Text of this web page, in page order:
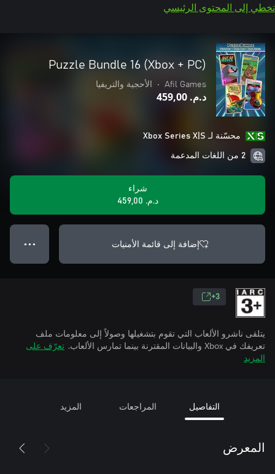
تخطي إلى المحتوى الرئيسي
Puzzle Bundle 16 (Xbox + PC)
Afil Games
• الأحجية والتريفيا
د.م.‏ 459,00
محسّنة لـ Xbox Series X|S
2 من اللغات المدعمة
شراء
د.م.‏ 459,00
إضافة إلى قائمة الأمنيات ● ● ●
3+
يتلقى ناشرو الألعاب التي تقوم بتشغيلها وصولاً إلى معلومات ملف
تعريفك في Xbox والبيانات المقترنة بينما تمارس الألعاب.
تعرّف على
المزيد
التفاصيل المراجعات المزيد
المعرض